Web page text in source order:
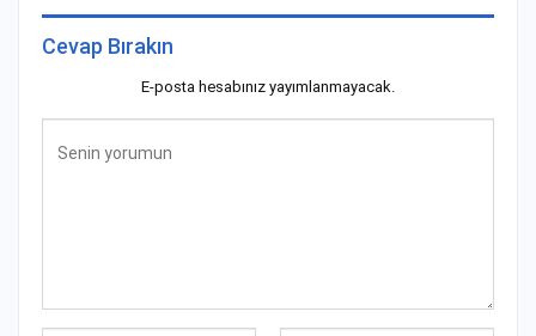
Cevap Bırakın
E-posta hesabınız yayımlanmayacak.